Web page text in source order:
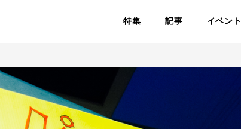
特集 記事 イベント